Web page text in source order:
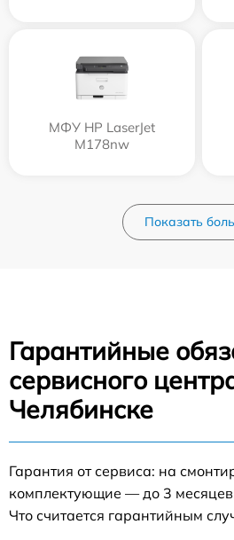
МФУ HP LaserJet
M178nw
Показать
Гарантийные
сервисного
Челябинске
Гарантия от сервиса: на
комплектующие — до 3
Что считается гарантийным